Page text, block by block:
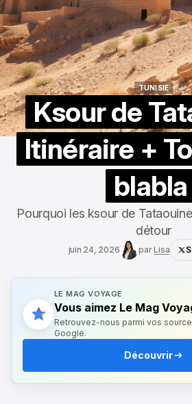
TUNISIE
Ksour de
Itinéraire +
blabla
Pourquoi les ksour de
détour
juin 24, 2026 parLisa
LE MAG VOYAGE
Vous aimez Le Mag
Retrouvez-nous parmi vos
Google.
Découvrir